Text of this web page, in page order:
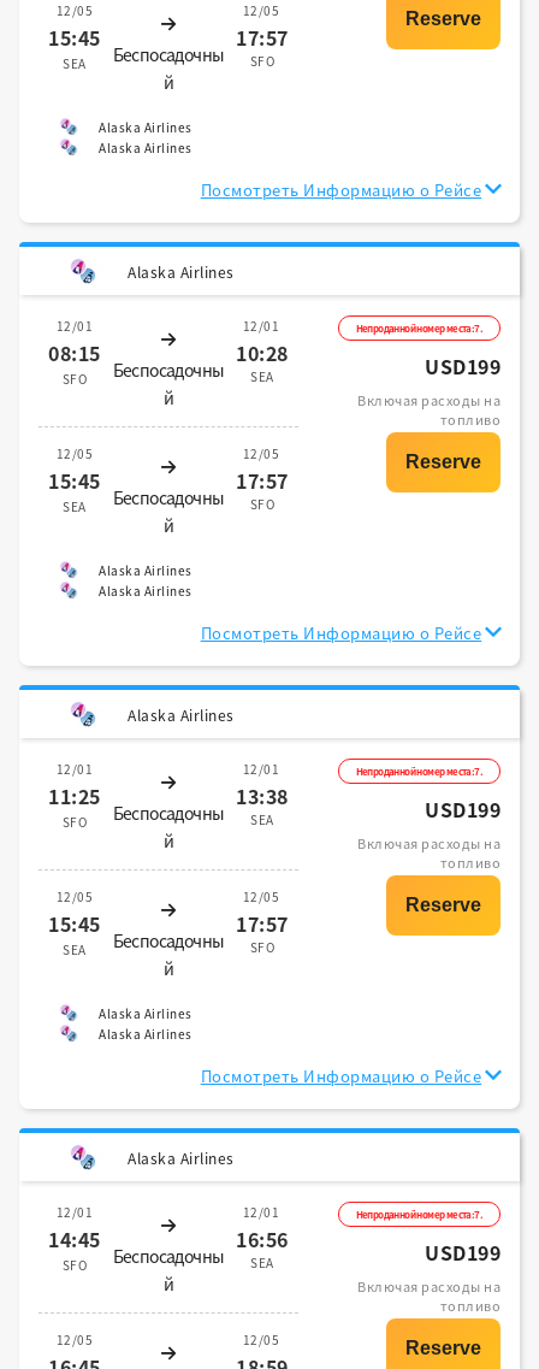
12/05
15:45
SEA
Беспосадочны
й
12/05
17:57
SFO
Alaska Airlines
Alaska Airlines
Посмотреть Информацию о Рейсе
Alaska Airlines
12/01
08:15
SFO
Беспосадочны
й
12/01
10:28
SEA
12/05
15:45
SEA
Беспосадочны
й
12/05
17:57
SFO
Непроданной номер места:7.
USD199
Включая расходы на
топливо
Alaska Airlines
Alaska Airlines
Посмотреть Информацию о Рейсе
Alaska Airlines
12/01
11:25
SFO
Беспосадочны
й
12/01
13:38
SEA
12/05
15:45
SEA
Беспосадочны
й
12/05
17:57
SFO
Непроданной номер места:7.
USD199
Включая расходы на
топливо
Alaska Airlines
Alaska Airlines
Посмотреть Информацию о Рейсе
Alaska Airlines
12/01
14:45
SFO
Беспосадочны
й
12/01
16:56
SEA
12/05 12/05
Непроданной номер места:7.
USD199
Включая расходы на
топливо